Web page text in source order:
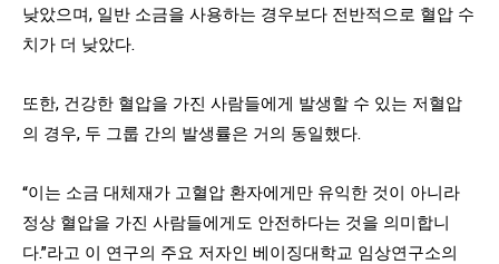
낮았으며, 일반 소금을 사용하는 경우보다 전반적으로 혈압 수
치가 더 낮았다.
또한, 건강한 혈압을 가진 사람들에게 발생할 수 있는 저혈압
의 경우, 두 그룹 간의 발생률은 거의 동일했다.
“이는 소금 대체재가 고혈압 환자에게만 유익한 것이 아니라
정상 혈압을 가진 사람들에게도 안전하다는 것을 의미합니
다.”라고 이 연구의 주요 저자인 베이징대학교 임상연구소의